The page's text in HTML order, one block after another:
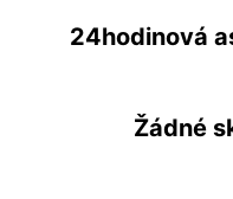
24hodinová
Žádné